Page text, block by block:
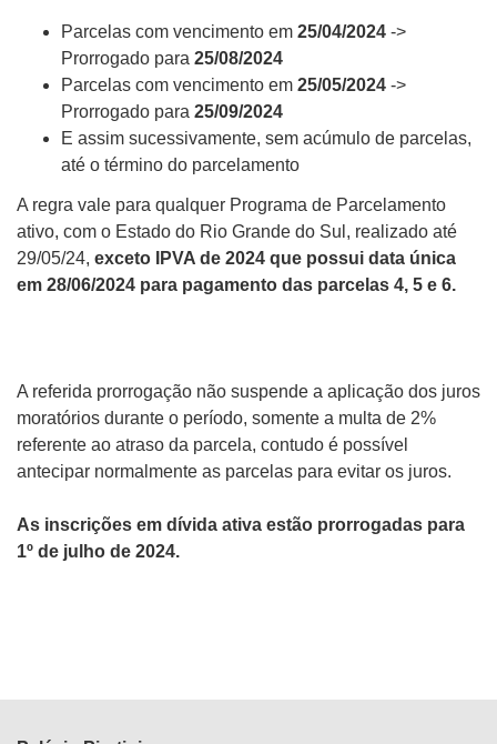
Parcelas com vencimento em 25/04/2024 ->
Prorrogado para 25/08/2024
Parcelas com vencimento em 25/05/2024 ->
Prorrogado para 25/09/2024
E assim sucessivamente, sem acúmulo de parcelas,
até o término do parcelamento
A regra vale para qualquer Programa de Parcelamento
ativo, com o Estado do Rio Grande do Sul, realizado até
29/05/24, exceto IPVA de 2024 que possui data única
em 28/06/2024 para pagamento das parcelas 4, 5 e 6.
A referida prorrogação não suspende a aplicação dos juros
moratórios durante o período, somente a multa de 2%
referente ao atraso da parcela, contudo é possível
antecipar normalmente as parcelas para evitar os juros.
As inscrições em dívida ativa estão prorrogadas para
1º de julho de 2024.